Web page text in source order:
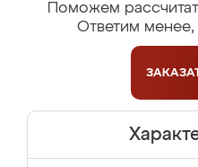
Поможем
Ответим менее,